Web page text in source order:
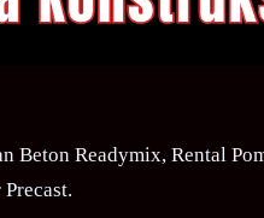
Readymix, Rental